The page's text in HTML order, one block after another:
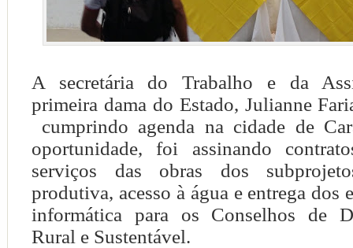
A secretária do Trabalho e da
primeira dama do Estado, Julianne
cumprindo agenda na cidade de
oportunidade, foi assinando
serviços das obras dos
produtiva, acesso à água e entrega dos
informática para os Conselhos de
Rural e Sustentável.